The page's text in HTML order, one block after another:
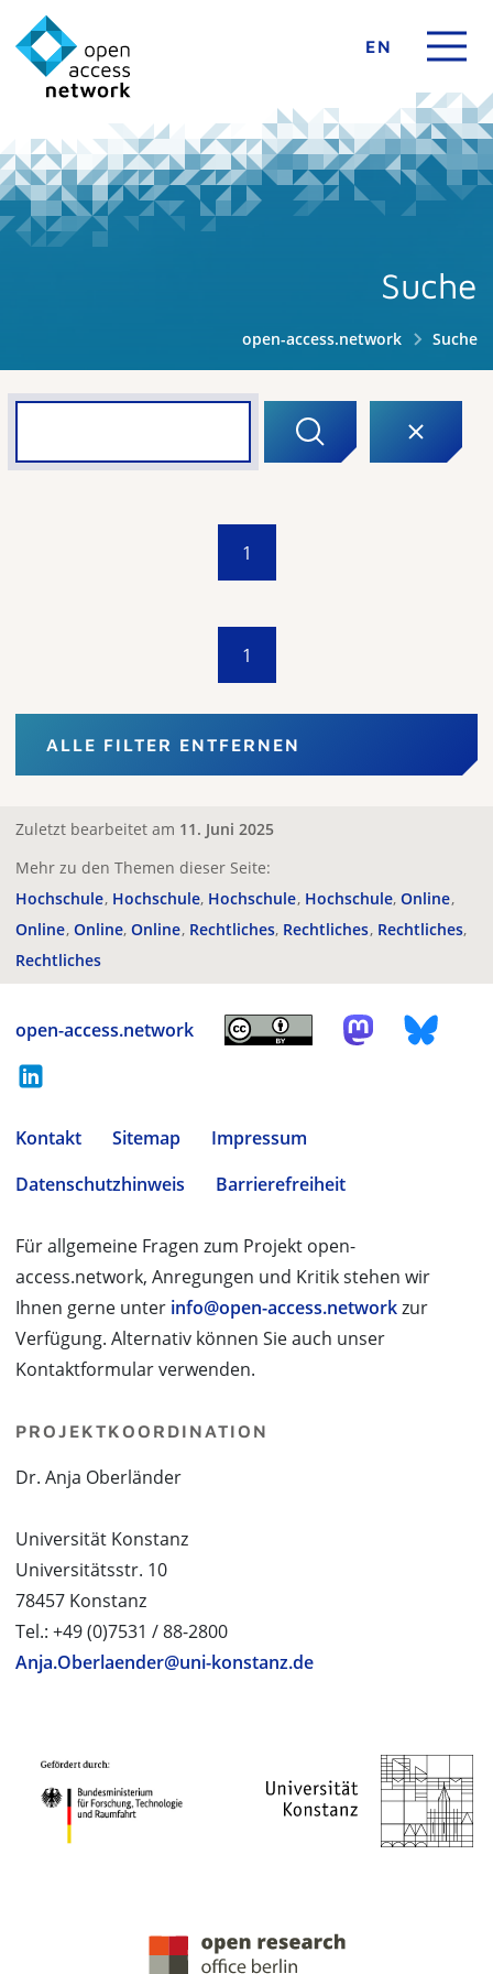
EN
Suche
open-access.network Suche
1
1
ALLE FILTER ENTFERNEN
Zuletzt bearbeitet am 11. Juni 2025
Mehr zu den Themen dieser Seite:
Hochschule Hochschule Hochschule Hochschule Online
Online Online Online Rechtliches Rechtliches Rechtliches
Rechtliches
open-access.network
Kontakt Sitemap
Impressum
Datenschutzhinweis
Barrierefreiheit
Für allgemeine Fragen zum Projekt open-
access.network, Anregungen und Kritik stehen wir
Ihnen gerne unter info@open-access.networkzur
Verfügung. Alternativ können Sie auch unser
Kontaktformular verwenden.
PROJEKTKOORDINATION
Dr. Anja Oberländer
Universität Konstanz
Universitätsstr. 10
78457 Konstanz
Tel.: +49 (0)7531 / 88-2800
Anja.Oberlaender@uni-konstanz.de